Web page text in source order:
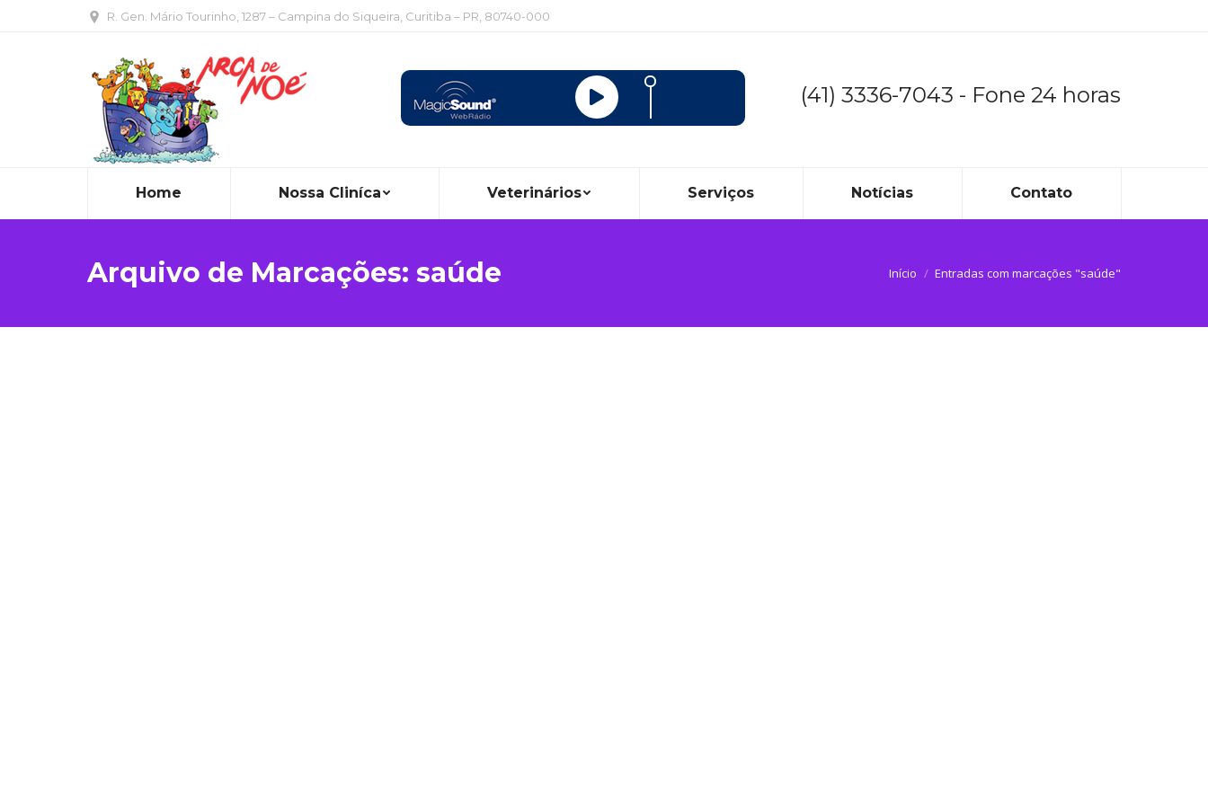
R. Gen. Mário Tourinho, 1287 – Campina do Siqueira, Curitiba – PR, 80740-000
(41) 3336-7043 - Fone 24 horas
Home Nossa Cliníca Veterinários Serviços Notícias Contato
Arquivo de Marcações: saúde Início Entradas com marcações "saúde"